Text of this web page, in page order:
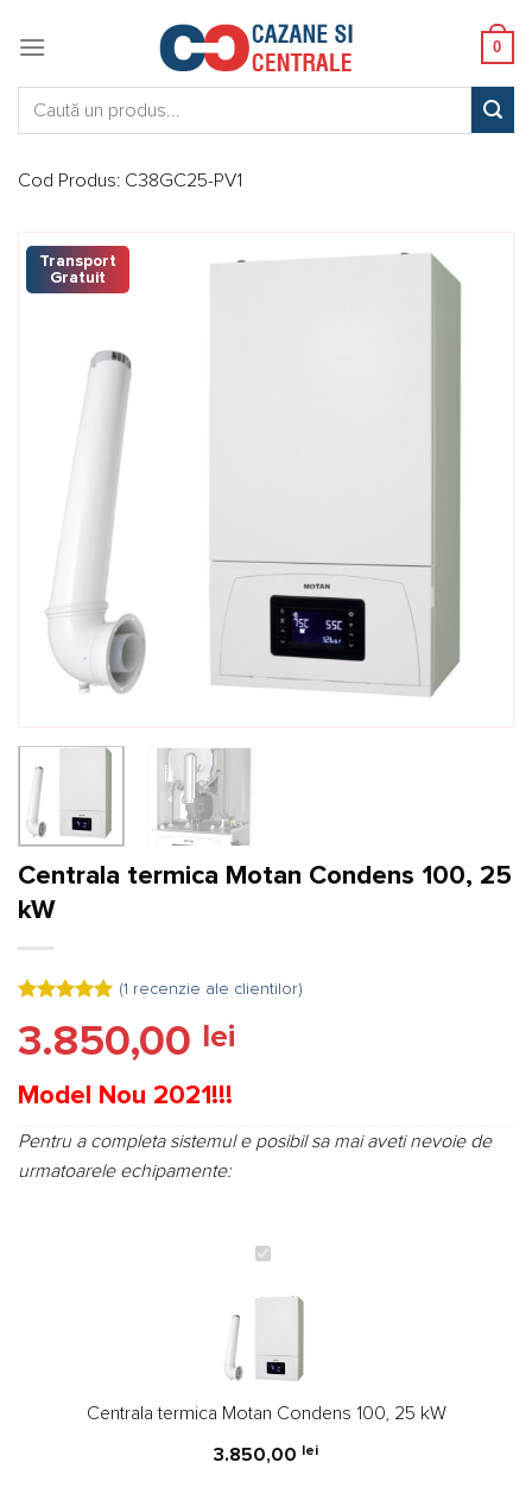
0
Cod Produs: C38GC25-PV1
Transport
Gratuit
Centrala termica Motan Condens 100, 25
kW
5.00
din 5
pe baza
singure
(1 recenzie ale clientilor)
3.850,00 lei
Model Nou 2021!!!
Pentru a completa sistemul e posibil sa mai aveti nevoie de
urmatoarele echipamente:
Centrala
100,
kW
Centrala termica Motan Condens 100, 25 kW
3.850,00 lei